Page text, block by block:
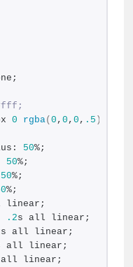
0 rgba(0 , 0 , 0 , .5 )
50%;
50%;
50%;
%;
linear;
.2s all linear;
s all linear;
all linear;
linear;